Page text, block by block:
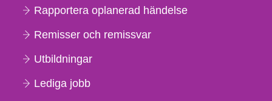
Rapportera oplanerad händelse
Remisser och remissvar
Utbildningar
Lediga jobb